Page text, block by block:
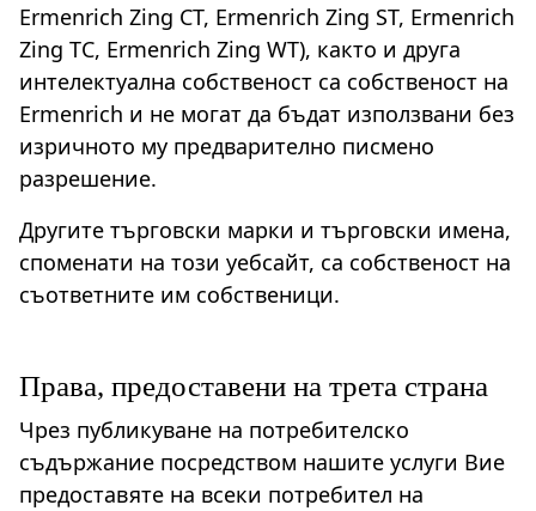
Ermenrich Zing CT, Ermenrich Zing ST, Ermenrich
Zing TC, Ermenrich Zing WT), както и друга
интелектуална собственост са собственост на
Ermenrich и не могат да бъдат използвани без
изричното му предварително писмено
разрешение.
Другите търговски марки и търговски имена,
споменати на този уебсайт, са собственост на
съответните им собственици.
Права, предоставени на трета страна
Чрез публикуване на потребителско
съдържание посредством нашите услуги Вие
предоставяте на всеки потребител на